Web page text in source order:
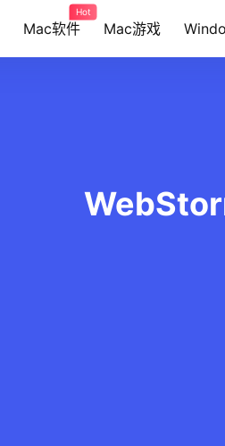
Mac软件
Hot
Mac游戏